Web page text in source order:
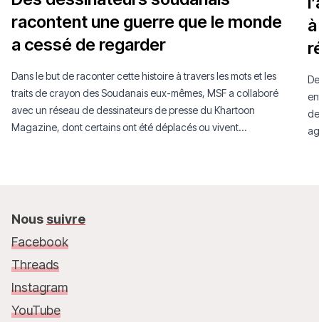
racontent une guerre que le monde
a cessé de regarder
Dans le but de raconter cette histoire à travers les mots et les
traits de crayon des Soudanais eux-mêmes, MSF a collaboré
avec un réseau de dessinateurs de presse du Khartoon
Magazine, dont certains ont été déplacés ou vivent
Nous suivre
Facebook
Threads
Instagram
YouTube